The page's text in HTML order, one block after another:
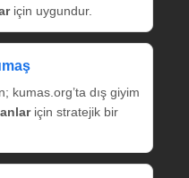
için uygundur.
kumas.org’ta dış giyim
için stratejik bir